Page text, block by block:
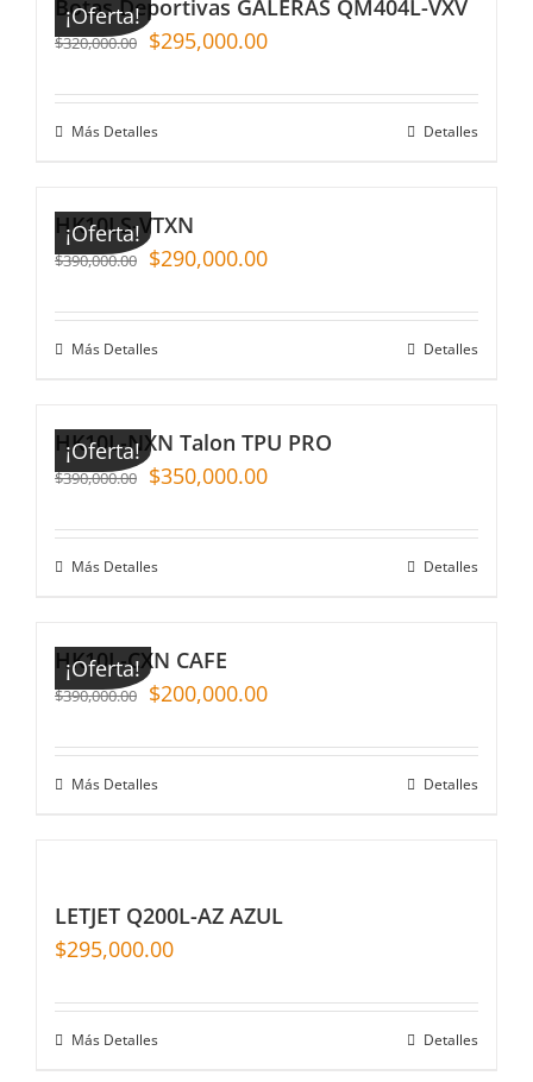
¡Oferta!
Botas Deportivas GALERAS QM404L-VXV
$320,000.00 $295,000.00
Más Detalles Detalles
¡Oferta!
HK10LS-VTXN
$390,000.00 $290,000.00
Más Detalles Detalles
¡Oferta!
HK10L-NXN Talon TPU PRO
$390,000.00 $350,000.00
Más Detalles Detalles
¡Oferta!
HK10L-CXN CAFE
$390,000.00 $200,000.00
Más Detalles Detalles
LETJET Q200L-AZ AZUL
$295,000.00
Más Detalles Detalles